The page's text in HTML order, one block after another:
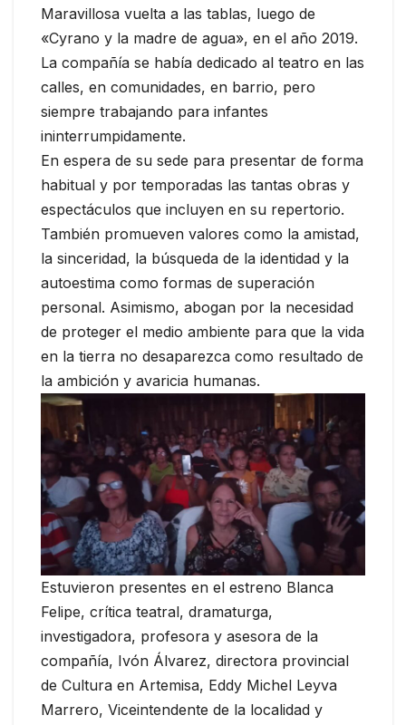
Maravillosa vuelta a las tablas, luego de
«Cyrano y la madre de agua», en el año 2019.
La compañía se había dedicado al teatro en las
calles, en comunidades, en barrio, pero
siempre trabajando para infantes
ininterrumpidamente.
En espera de su sede para presentar de forma
habitual y por temporadas las tantas obras y
espectáculos que incluyen en su repertorio.
También promueven valores como la amistad,
la sinceridad, la búsqueda de la identidad y la
autoestima como formas de superación
personal. Asimismo, abogan por la necesidad
de proteger el medio ambiente para que la vida
en la tierra no desaparezca como resultado de
la ambición y avaricia humanas.
Estuvieron presentes en el estreno Blanca
Felipe, crítica teatral, dramaturga,
investigadora, profesora y asesora de la
compañía, Ivón Álvarez, directora provincial
de Cultura en Artemisa, Eddy Michel Leyva
Marrero, Viceintendente de la localidad y